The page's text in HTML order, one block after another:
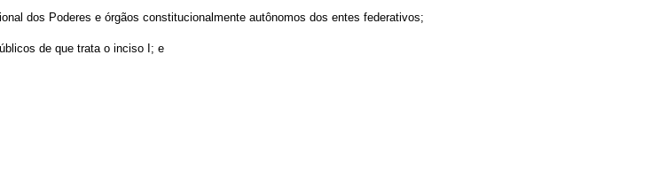
dos Poderes e órgãos constitucionalmente autônomos dos entes federativos;
de que trata o inciso I; e